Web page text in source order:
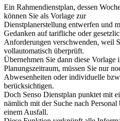
Ein Rahmendienstplan, dessen
können Sie als Vorlage zur
Dienstplanerstellung entwerfen und
Gedanken auf tarifliche oder
Anforderungen verschwenden, weil
vollautomatisch überprüft.
Übernehmen Sie dann diese Vorlage
Planungszeitraum, müssen Sie nur
Abwesenheiten oder individuelle
berücksichtigen.
Doch Senso Dienstplan punktet mit
nämlich mit der Suche nach Personal
einem Ausfall.